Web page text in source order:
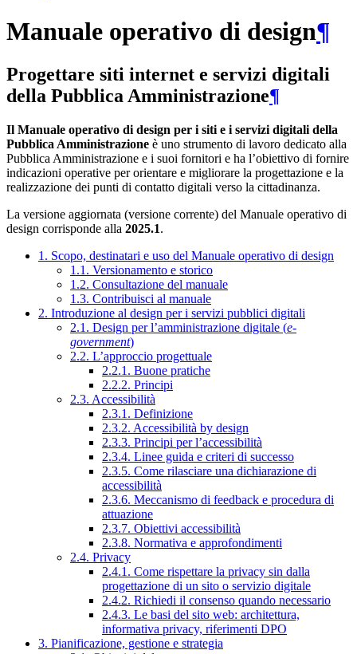
Manuale operativo di design¶
Progettare siti internet e servizi digitali
della Pubblica Amministrazione¶
Il Manuale operativo di design per i siti e i servizi digitali della
Pubblica Amministrazione è uno strumento di lavoro dedicato alla
Pubblica Amministrazione e i suoi fornitori e ha l’obiettivo di fornire
indicazioni operative per orientare e migliorare la progettazione e la
realizzazione dei punti di contatto digitali verso la cittadinanza.
La versione aggiornata (versione corrente) del Manuale operativo di
design corrisponde alla 2025.1.
1. Scopo, destinatari e uso del Manuale operativo di design
1.1. Versionamento e storico
1.2. Consultazione del manuale
1.3. Contribuisci al manuale
2. Introduzione al design per i servizi pubblici digitali
2.1. Design per l’amministrazione digitale (e-
government)
2.2. L’approccio progettuale
2.2.1. Buone pratiche
2.2.2. Principi
2.3. Accessibilità
2.3.1. Definizione
2.3.2. Accessibilità by design
2.3.3. Principi per l’accessibilità
2.3.4. Linee guida e criteri di successo
2.3.5. Come rilasciare una dichiarazione di
accessibilità
2.3.6. Meccanismo di feedback e procedura di
attuazione
2.3.7. Obiettivi accessibilità
2.3.8. Normativa e approfondimenti
2.4. Privacy
2.4.1. Come rispettare la privacy sin dalla
progettazione di un sito o servizio digitale
2.4.2. Richiedi il consenso quando necessario
2.4.3. Le basi del sito web: architettura,
informativa privacy, riferimenti DPO
3. Pianificazione, gestione e strategia